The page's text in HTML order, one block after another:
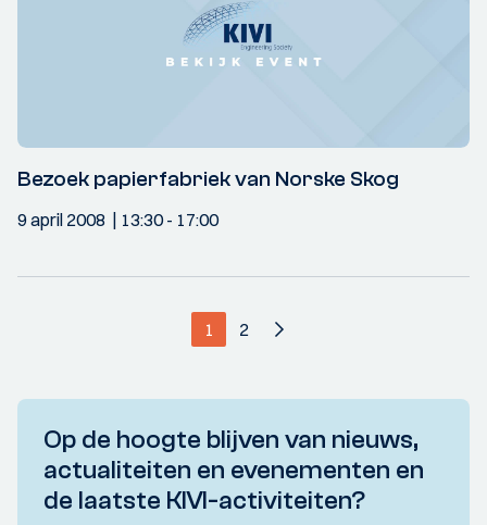
Bezoek papierfabriek van Norske Skog
9 april 2008 13:30- 17:00
1 2
Op de hoogte blijven van nieuws,
actualiteiten en evenementen en
de laatste KIVI-activiteiten?